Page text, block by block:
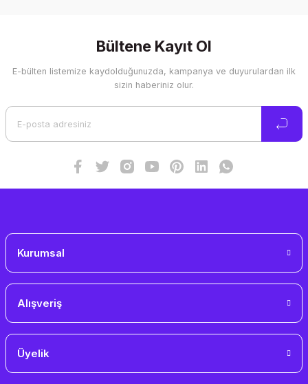
Görüş ve önerileriniz için teşekkür ederiz.
Ürün resmi kalitesiz, bozuk veya görüntülenemiyor.
Bültene Kayıt Ol
E-bülten listemize kaydolduğunuzda, kampanya ve duyurulardan ilk
sizin haberiniz olur.
Kurumsal
Alışveriş
Üyelik